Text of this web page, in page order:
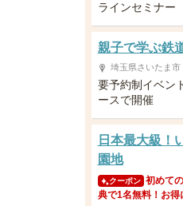
ラインセミナー
親子で学ぶ鉄
埼玉県さいたま市
要予約制イベン
ースで開催
日本最大級！
園地
クーポン 初めて
典で1名無料！お得